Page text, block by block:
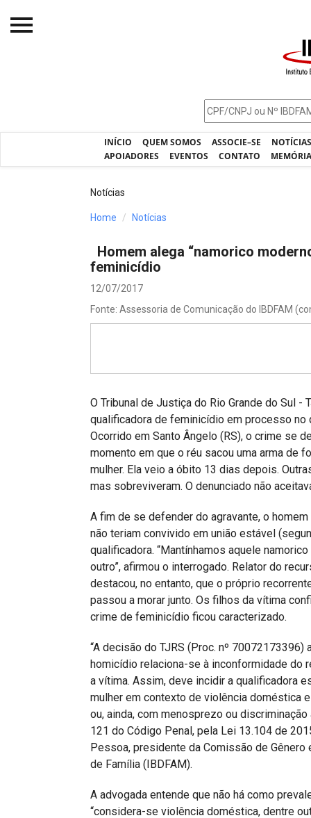
INÍCIO QUEM SOMOS ASSOCIE–SE
APOIADORES
EVENTOS CONTATO
Processos - IBDFAM
Projetos do IBDFAM
Alienação Parental
Encontre um Escritório
IBDFAM Educacional
Notícias
Home Notícias
Homem alega “namorico
feminicídio
12/07/2017
Fonte: Assessoria de Comunicação do IBDFAM
O Tribunal de Justiça do Rio Grande do Sul -
qualificadora de feminicídio em processo no
Ocorrido em Santo Ângelo (RS), o crime se
momento em que o réu sacou uma arma de
mulher. Ela veio a óbito 13 dias depois.
mas sobreviveram. O denunciado não
A fim de se defender do agravante, o
não teriam convivido em união estável
qualificadora. “Mantínhamos aquele
outro”, afirmou o interrogado. Relator do
destacou, no entanto, que o próprio
passou a morar junto. Os filhos da vítima
crime de feminicídio ficou caracterizado.
“A decisão do TJRS (Proc. nº
homicídio relaciona-se à inconformidade do
a vítima. Assim, deve incidir a qualificadora
mulher em contexto de violência doméstica
ou, ainda, com menosprezo ou
121 do Código Penal, pela Lei 13.104 de
Pessoa, presidente da Comissão de
de Família (IBDFAM).
A advogada entende que não há como
“considera-se violência doméstica, dentre